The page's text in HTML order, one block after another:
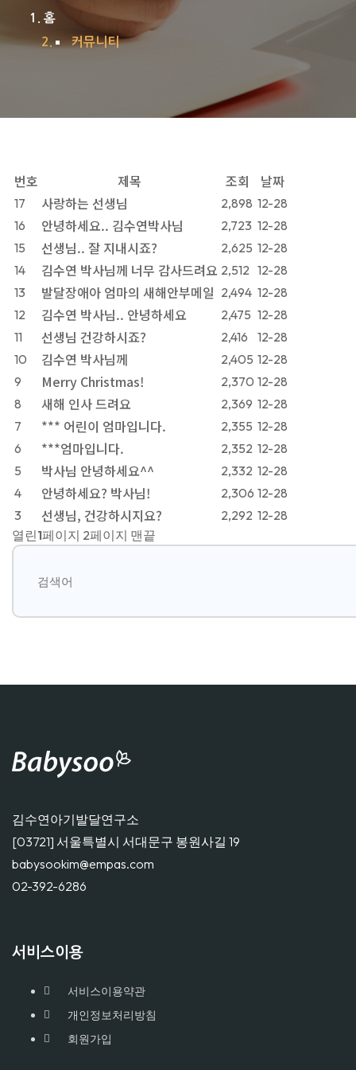
홈
커뮤니티
번호 제목 조회 날짜
17 사랑하는 선생님 2,898 12-28
16
안녕하세요.. 김수연박사님 2,723 12-28
15
선생님.. 잘 지내시죠? 2,625 12-28
14
김수연 박사님께 너무 감사드려요 2,512 12-28
13
발달장애아 엄마의 새해안부메일 2,494 12-28
12
김수연 박사님.. 안녕하세요 2,475 12-28
11
선생님 건강하시죠? 2,416
12-28
10
김수연 박사님께 2,405 12-28
9
Merry Christmas! 2,370 12-28
8
새해 인사 드려요 2,369 12-28
7
*** 어린이 엄마입니다. 2,355 12-28
6
***엄마입니다. 2,352 12-28
5
박사님 안녕하세요^^ 2,332 12-28
4
안녕하세요? 박사님! 2,306 12-28
3
선생님, 건강하시지요? 2,292 12-28
열린1페이지 2페이지 맨끝
김수연아기발달연구소
[03721] 서울특별시 서대문구 봉원사길 19
babysookim@empas.com
02-392-6286
서비스이용
서비스이용약관
개인정보처리방침
회원가입